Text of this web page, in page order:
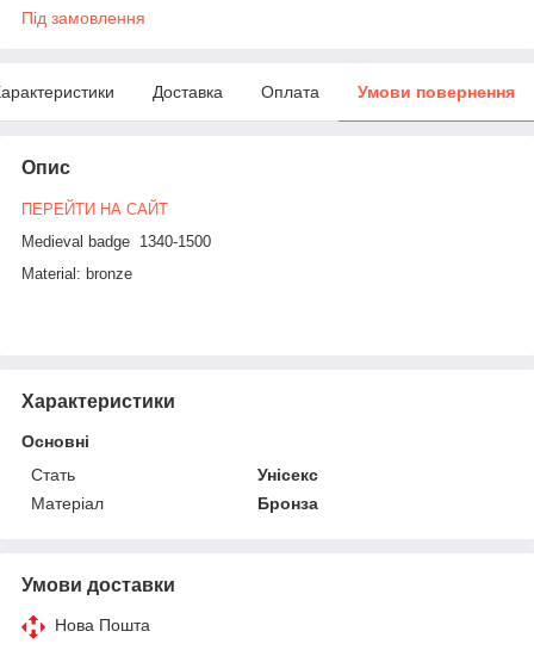
Під замовлення
Доставка Оплата Умови повернення
Опис
ПЕРЕЙТИ НА САЙТ
Medieval badge 1340-1500
Material: bronze
Характеристики
Основні
Стать
Унісекс
Матеріал
Бронза
Умови доставки
Нова Пошта